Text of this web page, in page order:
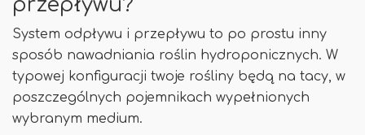
przepływu?
System odpływu i przepływu to po prostu inny
sposób nawadniania roślin hydroponicznych. W
typowej konfiguracji twoje rośliny będą na tacy, w
poszczególnych pojemnikach wypełnionych
wybranym medium.